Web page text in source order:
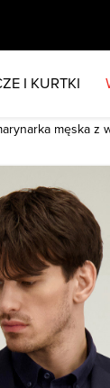
I KURTKI
męska z